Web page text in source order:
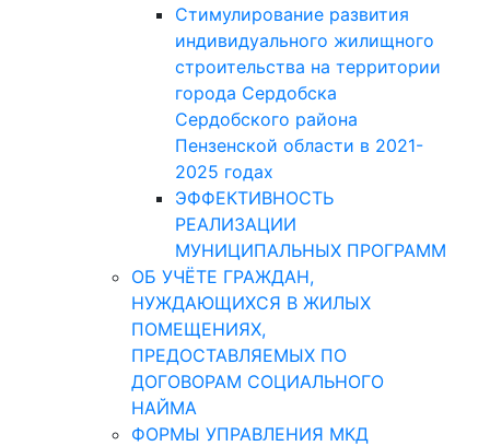
Стимулирование развития
индивидуального жилищного
строительства на территории
города Сердобска
Сердобского района
Пензенской области в 2021-
2025 годах
ЭФФЕКТИВНОСТЬ
РЕАЛИЗАЦИИ
МУНИЦИПАЛЬНЫХ ПРОГРАММ
ОБ УЧЁТЕ ГРАЖДАН,
НУЖДАЮЩИХСЯ В ЖИЛЫХ
ПОМЕЩЕНИЯХ,
ПРЕДОСТАВЛЯЕМЫХ ПО
ДОГОВОРАМ СОЦИАЛЬНОГО
НАЙМА
ФОРМЫ УПРАВЛЕНИЯ МКД